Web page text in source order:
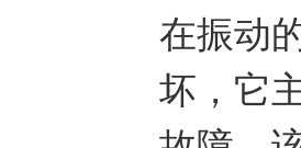
在振动
坏，它